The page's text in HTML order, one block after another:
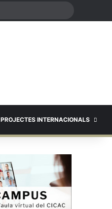
PROJECTES INTERNACIONALS